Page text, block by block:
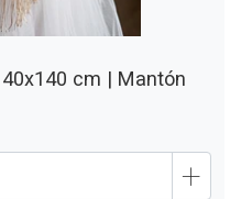
cm | Mantón
+